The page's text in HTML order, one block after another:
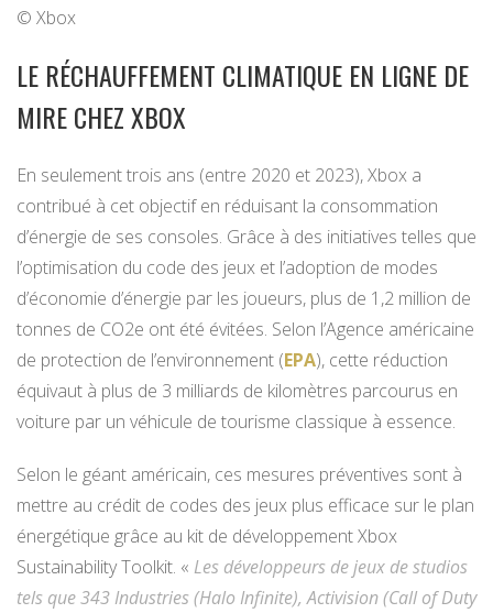
© Xbox
LE RÉCHAUFFEMENT CLIMATIQUE EN LIGNE DE
MIRE CHEZ XBOX
En seulement trois ans (entre 2020 et 2023), Xbox a
contribué à cet objectif en réduisant la consommation
d’énergie de ses consoles. Grâce à des initiatives telles que
l’optimisation du code des jeux et l’adoption de modes
d’économie d’énergie par les joueurs, plus de 1,2 million de
tonnes de CO2e ont été évitées. Selon l’Agence américaine
de protection de l’environnement (EPA), cette réduction
équivaut à plus de 3 milliards de kilomètres parcourus en
voiture par un véhicule de tourisme classique à essence.
Selon le géant américain, ces mesures préventives sont à
mettre au crédit de codes des jeux plus efficace sur le plan
énergétique grâce au kit de développement Xbox
Sustainability Toolkit. « Les développeurs de jeux de studios
tels que 343 Industries (Halo Infinite), Activision (Call of Duty